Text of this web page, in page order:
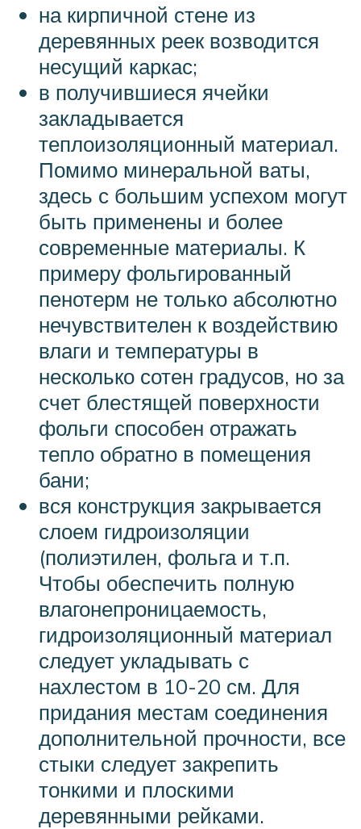
на кирпичной стене из
деревянных реек возводится
несущий каркас;
в получившиеся ячейки
закладывается
теплоизоляционный материал.
Помимо минеральной ваты,
здесь с большим успехом могут
быть применены и более
современные материалы. К
примеру фольгированный
пенотерм не только абсолютно
нечувствителен к воздействию
влаги и температуры в
несколько сотен градусов, но за
счет блестящей поверхности
фольги способен отражать
тепло обратно в помещения
бани;
вся конструкция закрывается
слоем гидроизоляции
(полиэтилен, фольга и т.п.
Чтобы обеспечить полную
влагонепроницаемость,
гидроизоляционный материал
следует укладывать с
нахлестом в 10-20 см. Для
придания местам соединения
дополнительной прочности, все
стыки следует закрепить
тонкими и плоскими
деревянными рейками.